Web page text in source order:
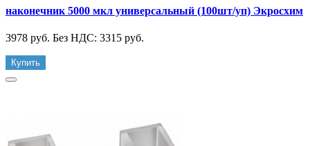
наконечник 5000 мкл универсальный (100шт/уп) Экросхим
3978 руб. Без НДС: 3315 руб.
Купить